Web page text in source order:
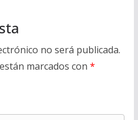
no será publicada.
marcados con *